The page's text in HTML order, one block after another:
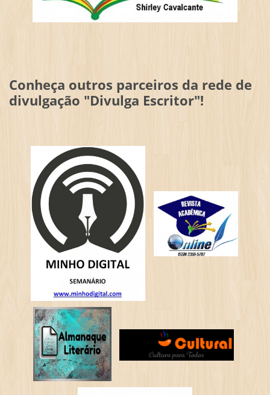
Conheça outros parceiros da rede de
divulgação "Divulga Escritor"!